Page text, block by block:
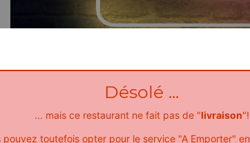
Désolé ...
... mais ce restaurant ne fait pas de "livraison"!
pouvez toutefois opter pour le service "A Emporter" en